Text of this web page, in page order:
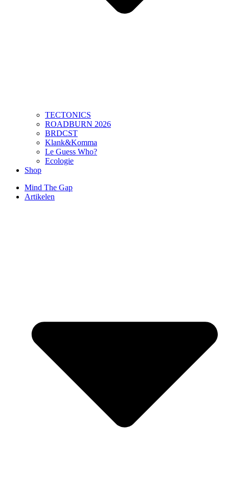
TECTONICS
ROADBURN 2026
BRDCST
Klank&Komma
Le Guess Who?
Ecologie
Shop
Mind The Gap
Artikelen